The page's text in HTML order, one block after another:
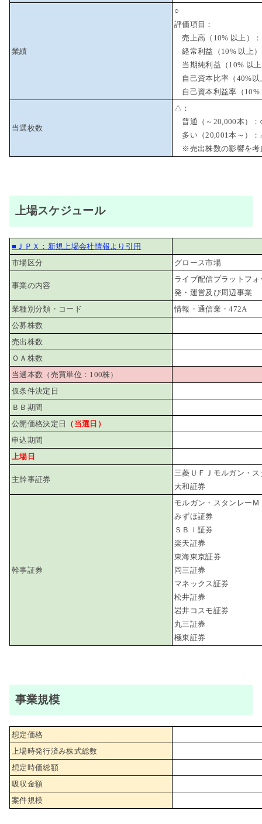
業績
○
評価項目：
売上高（10% 以上）
経常利益（10% 以上
当期純利益（10% 以
自己資本比率（40%以
自己資本利益率（10%
当選枚数
△：
普通（～20,000本）
多い（20,001本～）
※売出株数の影響を考
上場スケジュール
■ＪＰＸ：新規上場会社情報より引用
市場区分
グロース市場
事業の内容
ライブ配信プラットフ
発・運営及び周辺事業
業種別分類・コード
情報・通信業・472A
公募株数
売出株数
ＯＡ株数
当選本数（売買単位：100株）
仮条件決定日
ＢＢ期間
公開価格決定日
（当選日）
申込期間
上場日
主幹事証券
三菱ＵＦＪモルガン・
大和証券
幹事証券
モルガン・スタンレー
みずほ証券
ＳＢＩ証券
楽天証券
東海東京証券
岡三証券
マネックス証券
松井証券
岩井コスモ証券
丸三証券
極東証券
事業規模
想定価格
上場時発行済み株式総数
想定時価総額
吸収金額
案件規模